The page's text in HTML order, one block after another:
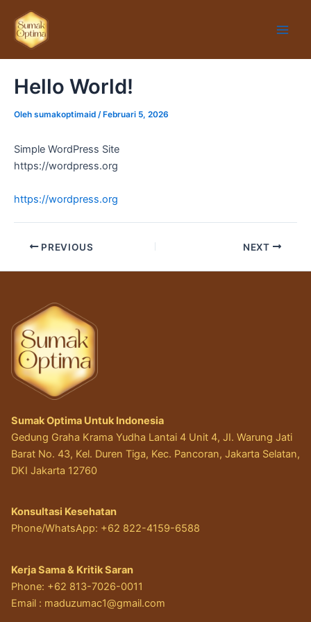
konten
Hello World!
Oleh sumakoptimaid / Februari 5, 2026
Simple WordPress Site
https://wordpress.org
https://wordpress.org
PREVIOUS NEXT
Sumak Optima Untuk Indonesia
Gedung Graha Krama Yudha Lantai 4 Unit 4, JI. Warung Jati
Barat No. 43, Kel. Duren Tiga, Kec. Pancoran, Jakarta Selatan,
DKI Jakarta 12760
Konsultasi Kesehatan
Phone/WhatsApp: +62 822-4159-6588
Kerja Sama & Kritik Saran
Phone: +62 813-7026-0011
Email : maduzumac1@gmail.com